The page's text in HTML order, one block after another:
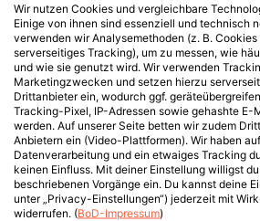
Wir nutzen Cookies und vergleichbare
Einige von ihnen sind essenziell und technisch
verwenden wir Analysemethoden (z. B.
serverseitiges Tracking), um zu messen, wie
und wie sie genutzt wird. Wir verwenden
Marketingzwecken und setzen hierzu
Drittanbieter ein, wodurch ggf.
Tracking-Pixel, IP-Adressen sowie gehashte
werden. Auf unserer Seite betten wir zudem
Anbietern ein (Video-Plattformen). Wir haben
Datenverarbeitung und ein etwaiges Tracking
keinen Einfluss. Mit deiner Einstellung willigst
beschriebenen Vorgänge ein. Du kannst deine
unter „Privacy-Einstellungen“) jederzeit mit
widerrufen. (BoD-Impressum)